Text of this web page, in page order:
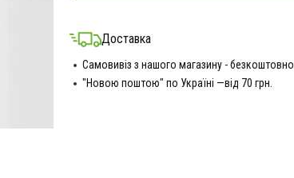
Доставка
Самовивіз з нашого магазину - безкоштовно.
"Новою поштою" по Україні —від 70 грн.